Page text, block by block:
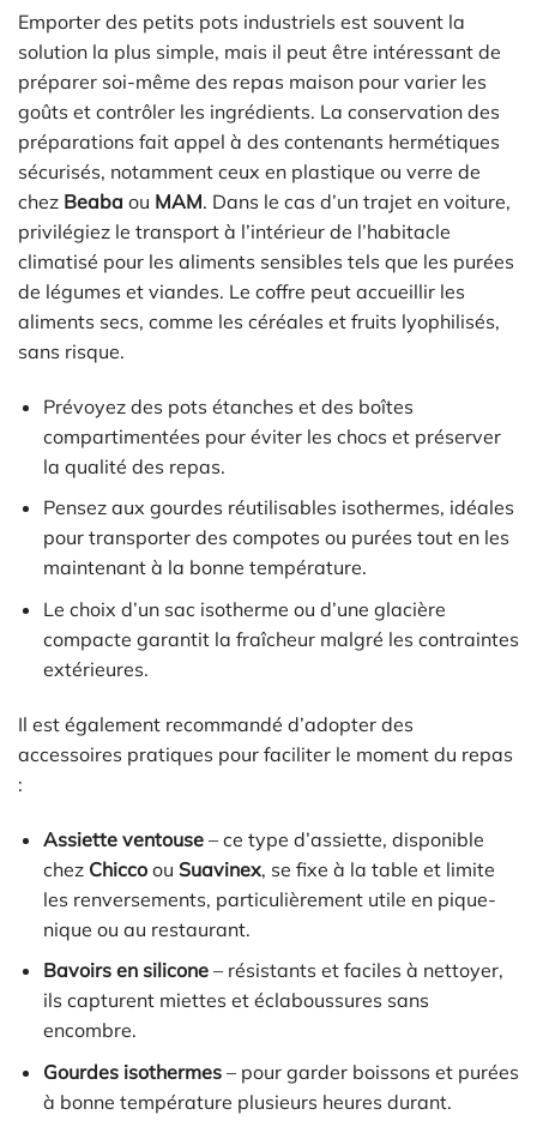
Emporter des petits pots industriels est souvent la
solution la plus simple, mais il peut être intéressant de
préparer soi-même des repas maison pour varier les
goûts et contrôler les ingrédients. La conservation des
préparations fait appel à des contenants hermétiques
sécurisés, notamment ceux en plastique ou verre de
chez Beaba ou MAM. Dans le cas d’un trajet en voiture,
privilégiez le transport à l’intérieur de l’habitacle
climatisé pour les aliments sensibles tels que les purées
de légumes et viandes. Le coffre peut accueillir les
aliments secs, comme les céréales et fruits lyophilisés,
sans risque.
Prévoyez des pots étanches et des boîtes
compartimentées pour éviter les chocs et préserver
la qualité des repas.
Pensez aux gourdes réutilisables isothermes, idéales
pour transporter des compotes ou purées tout en les
maintenant à la bonne température.
Le choix d’un sac isotherme ou d’une glacière
compacte garantit la fraîcheur malgré les contraintes
extérieures.
Il est également recommandé d’adopter des
accessoires pratiques pour faciliter le moment du repas
:
Assiette ventouse– ce type d’assiette, disponible
chez Chiccoou Suavinex, se fixe à la table et limite
les renversements, particulièrement utile en pique-
nique ou au restaurant.
Bavoirs en silicone– résistants et faciles à nettoyer,
ils capturent miettes et éclaboussures sans
encombre.
Gourdes isothermes– pour garder boissons et purées
à bonne température plusieurs heures durant.